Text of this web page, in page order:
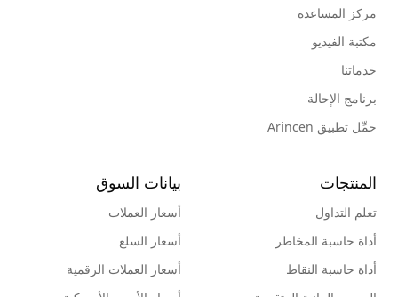
مركز المساعدة
مكتبة الفيديو
خدماتنا
برنامج الإحالة
حمِّل تطبيق Arincen
المنتجات
تعلم التداول
أداة حاسبة المخاطر
أداة حاسبة النقاط
بيانات السوق
أسعار العملات
أسعار السلع
أسعار العملات الرقمية